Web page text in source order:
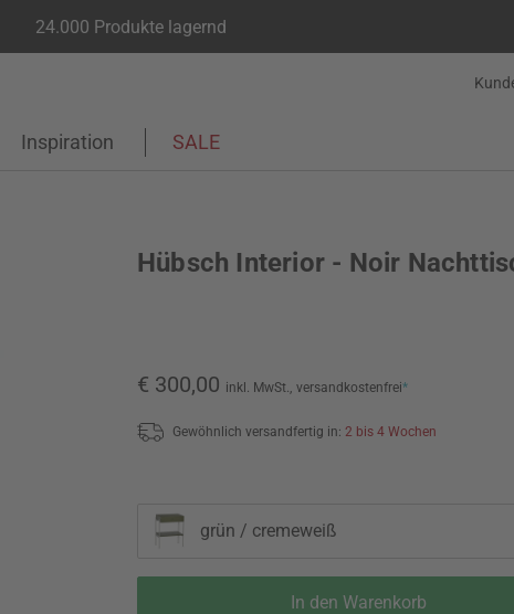
24.000 Produkte lagernd
Inspiration SALE
Hübsch Interior - Noir
€ 300,00 inkl. MwSt., versandkostenfrei*
Gewöhnlich versandfertig in: 2 bis 4 Wochen
grün / cremeweiß
In den Warenkorb